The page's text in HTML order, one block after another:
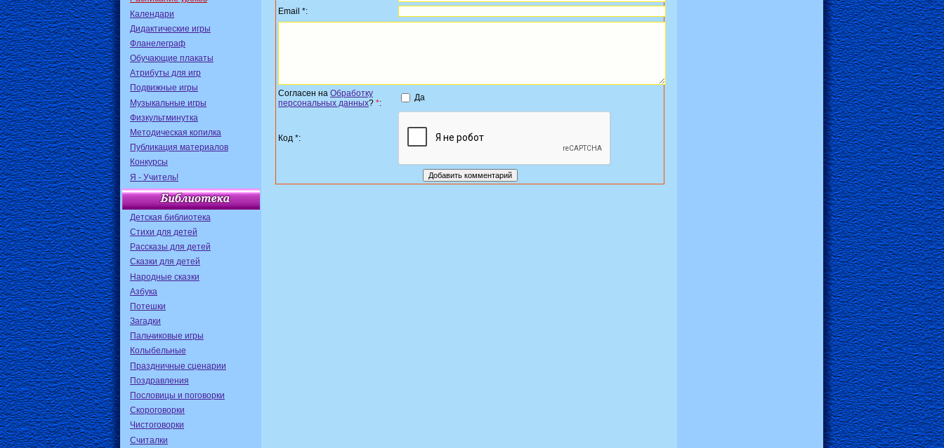
Календари
Дидактические игры
Фланелеграф
Обучающие плакаты
Атрибуты для игр
Подвижные игры
Музыкальные игры
Физкультминутка
Методическая копилка
Публикация материалов
Конкурсы
Я - Учитель!
Детская библиотека
Стихи для детей
Рассказы для детей
Сказки для детей
Народные сказки
Азбука
Потешки
Загадки
Пальчиковые игры
Колыбельные
Праздничные сценарии
Поздравления
Пословицы и поговорки
Скороговорки
Чистоговорки
Считалки
Email *:
Согласен на Обработку
персональных данных? *:
Да
Код *: